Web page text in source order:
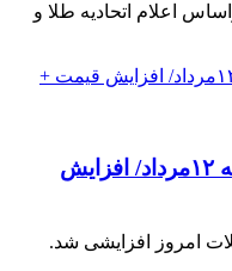
اعلام اتحادیه طلا و
قیمت طلای ۱۸عیار امروز دوشنبه ۱۲مرداد/ افزایش